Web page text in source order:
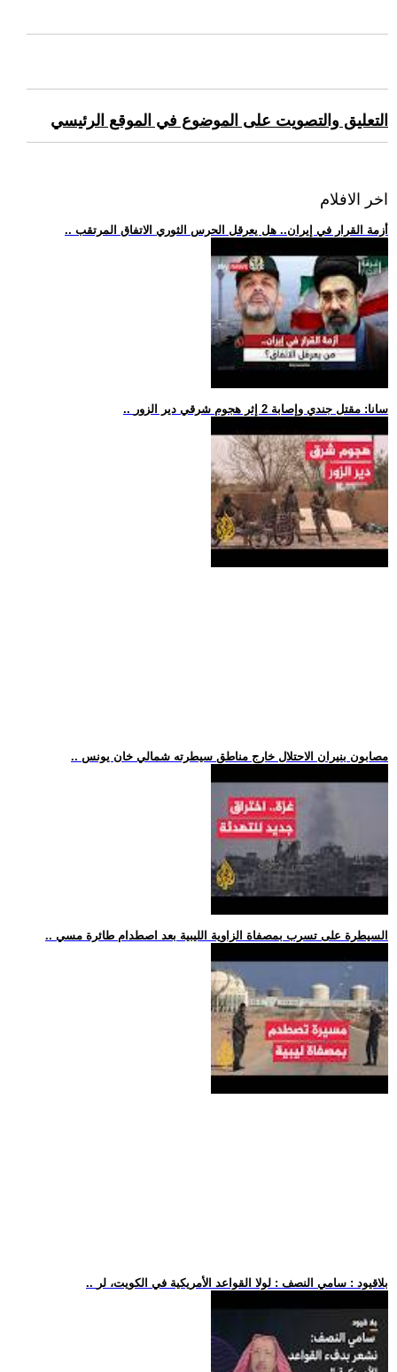
التعليق والتصويت على الموضوع في الموقع الرئيسي
اخر الافلام
.. أزمة القرار في إيران.. هل يعرقل الحرس الثوري الاتفاق المرتقب
.. سانا: مقتل جندي وإصابة 2 إثر هجوم شرقي دير الزور
.. مصابون بنيران الاحتلال خارج مناطق سيطرته شمالي خان يونس
.. السيطرة على تسرب بمصفاة الزاوية الليبية بعد اصطدام طائرة مسي
.. بلاقيود : سامي النصف : لولا القواعد الأمريكية في الكويت، لر